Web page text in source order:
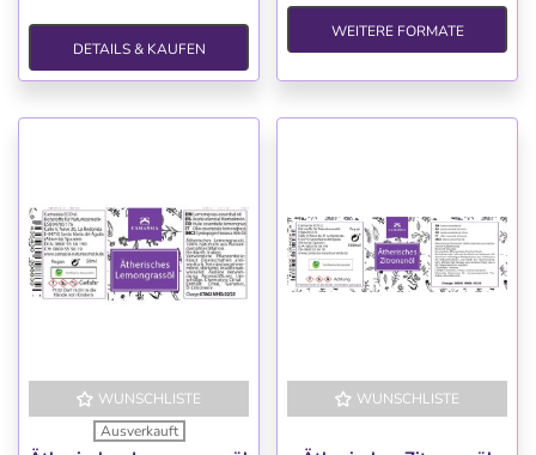
DETAILS & KAUFEN
WEITERE FORMATE
WUNSCHLISTE
Ausverkauft
WUNSCHLISTE